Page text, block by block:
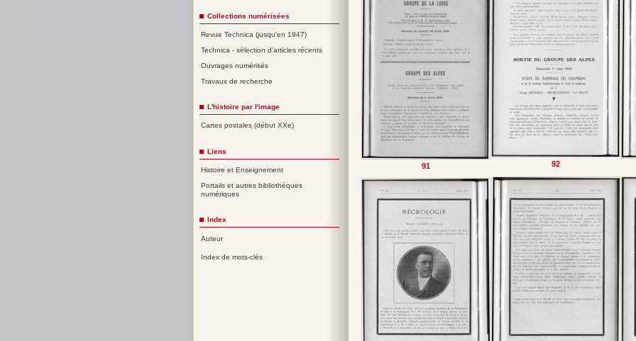
91 92
Collections numérisées
Revue Technica (jusqu'en 1947)
Technica - sélection d'articles récents
Ouvrages numérisés
Travaux de recherche
L'histoire par l'image
Cartes postales (début XXe)
Liens
Histoire et Enseignement
Portails et autres bibliothèques
numériques
Index
Auteur
Index de mots-clés